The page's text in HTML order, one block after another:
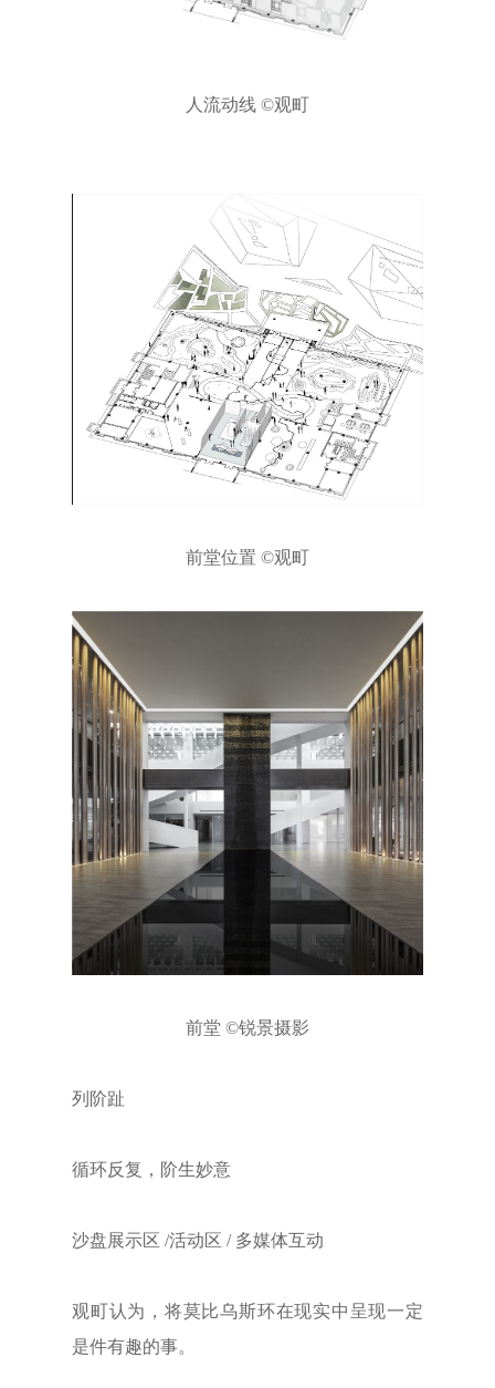
人流动线 ©观町
前堂位置 ©观町
前堂 ©锐景摄影
列阶趾
循环反复，阶生妙意
沙盘展示区 /活动区 / 多媒体互动
观町认为，将莫比乌斯环在现实中呈现一定
是件有趣的事。